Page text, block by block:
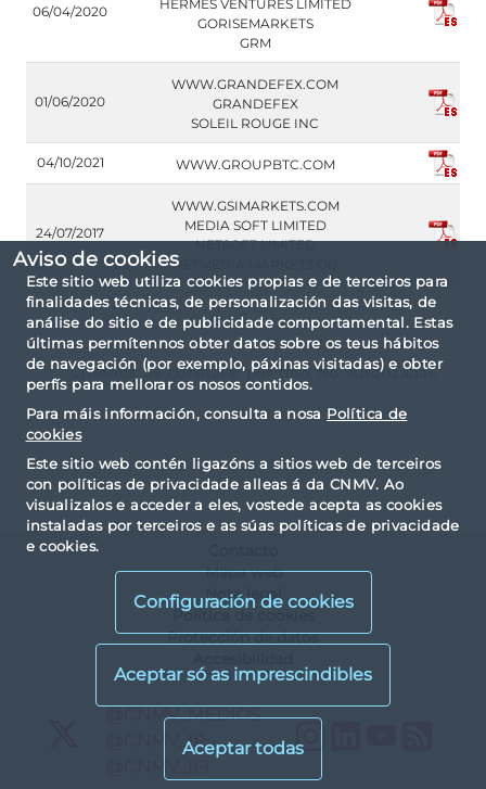
Aviso de cookies
Este sitio web utiliza cookies propias e de terceiros para
finalidades técnicas, de personalización das visitas, de
análise do sitio e de publicidade comportamental. Estas
últimas permítennos obter datos sobre os teus hábitos
de navegación (por exemplo, páxinas visitadas) e obter
perfís para mellorar os nosos contidos.
Para máis información, consulta a nosa Política de
cookies
Este sitio web contén ligazóns a sitios web de terceiros
con políticas de privacidade alleas á da CNMV. Ao
visualizalos e acceder a eles, vostede acepta as cookies
instaladas por terceiros e as súas políticas de privacidade
e cookies.
Configuración de cookies
06/04/2020
HERMES VENTURES LIMITED
GORISEMARKETS
GRM
01/06/2020
WWW.GRANDEFEX.COM
GRANDEFEX
SOLEIL ROUGE INC
04/10/2021 WWW.GROUPBTC.COM
24/07/2017
WWW.GSIMARKETS.COM
MEDIA SOFT LIMITED
NETSOFT LIMITED
NETMEDIA MARKETS OU
Criterios de consulta: por tipo No autorizadas.
Mapa web
Nota legal
Política de cookies
Protección de datos
@CNMV_MEDIOS
@CNMV_IP